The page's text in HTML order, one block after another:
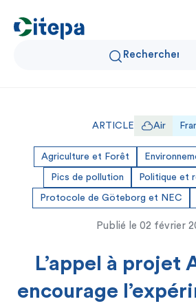
Qui sommes-nous ?
Données Air et Climat
Actualités et décryptages
Expertise et solutions
ARTICLE Air
Agriculture et Forêt
Pics de pollution Politique et
Protocole de Göteborg et NEC
Publié le 02 février
L’appel à projet
encourage